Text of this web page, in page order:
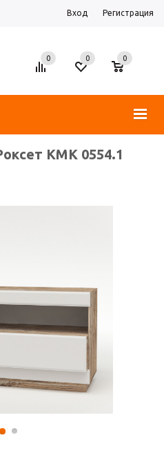
Вход Регистрация
0 0
0
КМК 0554.1